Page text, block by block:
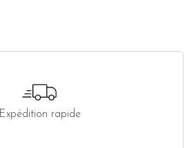
Expédition rapide